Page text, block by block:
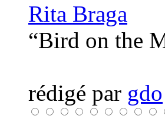
Rita Braga
“Bird on the
rédigé par gdo